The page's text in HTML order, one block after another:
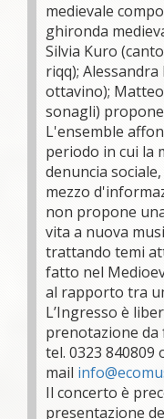
medievale
ghironda
Silvia Kuro
riqq);
ottavino);
sonagli) propone
L'ensemble
periodo in cui la
denuncia
mezzo
non propone
vita a nuova
trattando temi
fatto nel
al rapporto tra
L’Ingresso è
prenotazione da
tel. 0323 840809
mail
Il concerto è
presentazione